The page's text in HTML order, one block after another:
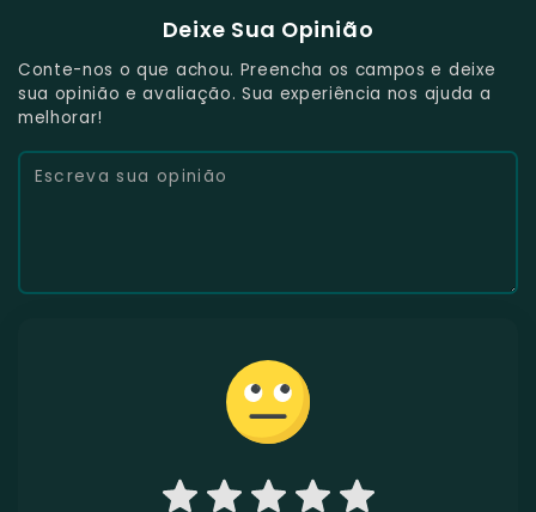
Deixe Sua Opinião
Conte-nos o que achou. Preencha os campos e deixe
sua opinião e avaliação. Sua experiência nos ajuda a
melhorar!